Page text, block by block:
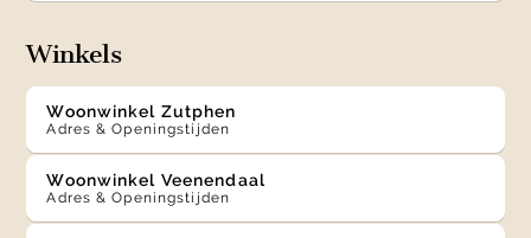
Winkels
Woonwinkel Zutphen
Adres & Openingstijden
Woonwinkel Veenendaal
Adres & Openingstijden